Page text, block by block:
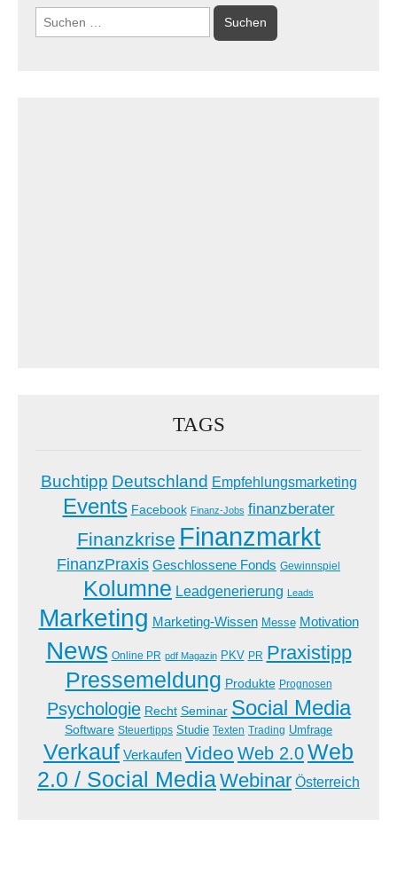
Suchen
nach:
TAGS
Buchtipp Deutschland Empfehlungsmarketing
Events Facebook Finanz-Jobs finanzberater
Finanzkrise Finanzmarkt
FinanzPraxis Geschlossene Fonds Gewinnspiel
Kolumne Leadgenerierung Leads
Marketing Marketing-Wissen Messe Motivation
News Online PR pdf Magazin PKV PR Praxistipp
Pressemeldung Produkte Prognosen
Psychologie Recht Seminar Social Media
Software Steuertipps Studie Texten Trading Umfrage
Verkauf Verkaufen Video Web 2.0Web
2.0 / Social MediaWebinar Österreich